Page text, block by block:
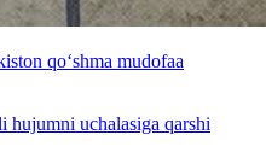
qo‘shma mudofaa
hujumni uchalasiga qarshi